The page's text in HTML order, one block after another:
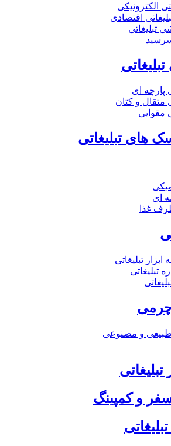
الکترونیکی
اقتصادی
تبلیغاتی
ای
و کتان
های تبلیغاتی
ای
غذا
تبلیغاتی
تبلیغاتی
و مصنوعی
و کمپینگ